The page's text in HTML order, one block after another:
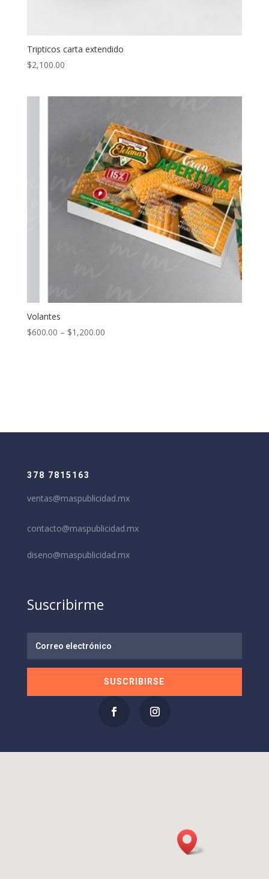
Tripticos carta extendido
$2,100.00
Volantes
$600.00 – $1,200.00
378 7815163
ventas@maspublicidad.mx
contacto@maspublicidad.mx
diseno@maspublicidad.mx
Suscribirme
SUSCRIBIRSE